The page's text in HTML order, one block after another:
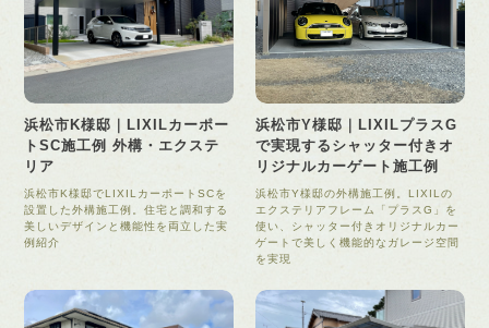
浜松市K様邸｜LIXILカーポー
トSC施工例 外構・エクステ
リア
浜松市K様邸でLIXILカーポートSCを
設置した外構施工例。住宅と調和する
美しいデザインと機能性を両立した実
例紹介
浜松市Y様邸｜LIXILプラスG
で実現するシャッター付きオ
リジナルカーゲート施工例
浜松市Y様邸の外構施工例。LIXILの
エクステリアフレーム「プラスG」を
使い、シャッター付きオリジナルカー
ゲートで美しく機能的なガレージ空間
を実現